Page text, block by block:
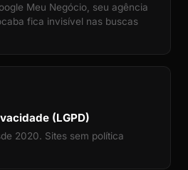
Meu Negócio, seu agência
fica invisível nas buscas
(LGPD)
2020. Sites sem política